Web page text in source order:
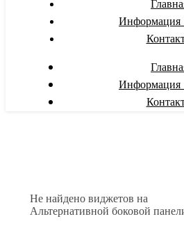
Информация
Информация
Не найдено виджетов на
Альтернативной боковой